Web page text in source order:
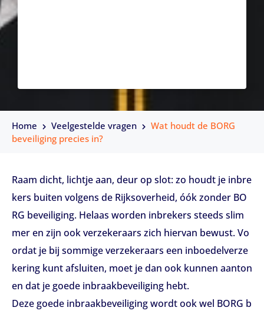
Home Veelgestelde vragen
Wat houdt de BORG
beveiliging precies in?
Raam dicht, lichtje aan, deur op slot: zo houdt je inbre
kers buiten volgens de Rijksoverheid, óók zonder BO
RG beveiliging. Helaas worden inbrekers steeds slim
mer en zijn ook verzekeraars zich hiervan bewust. Vo
ordat je bij sommige verzekeraars een inboedelverze
kering kunt afsluiten, moet je dan ook kunnen aanton
en dat je goede inbraakbeveiliging hebt.
Deze goede inbraakbeveiliging wordt ook wel BORG b